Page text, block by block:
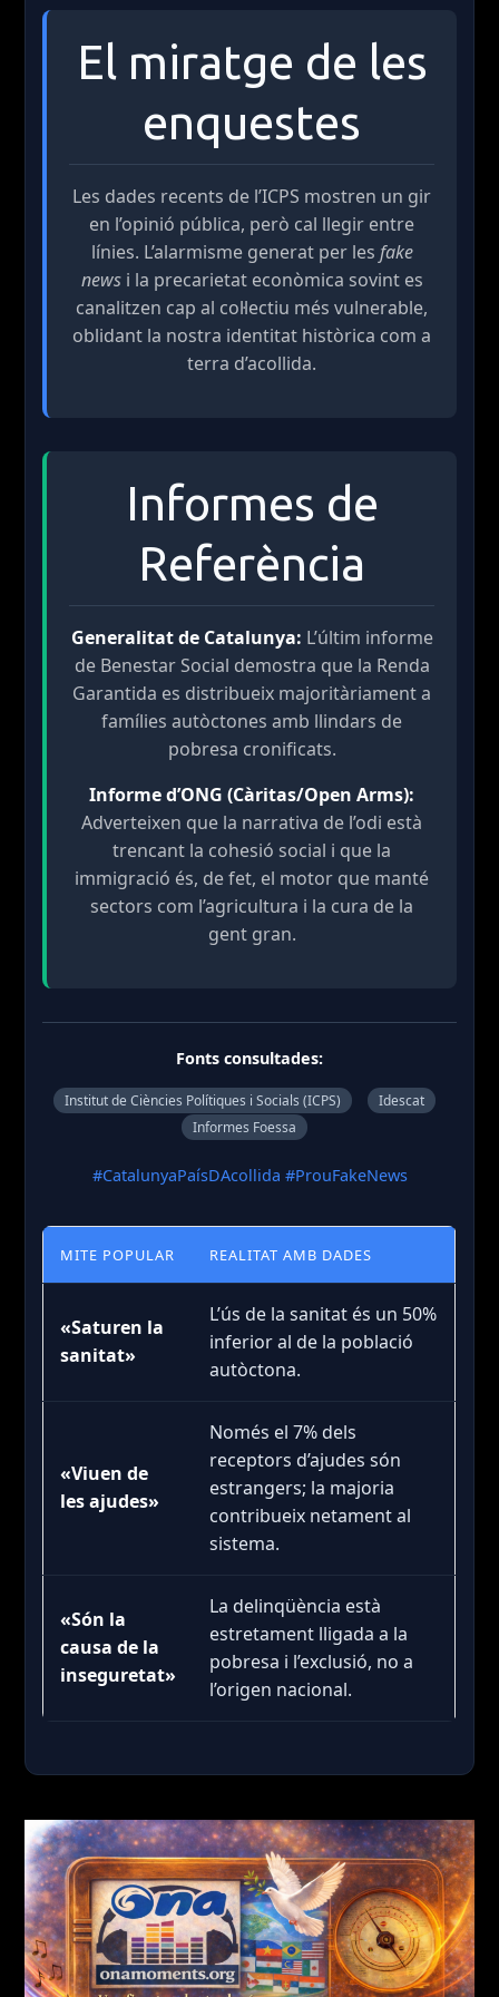
El miratge de les
enquestes
Les dades recents de l’ICPS mostren un gir
en l’opinió pública, però cal llegir entre
línies. L’alarmisme generat per les fake
newsi la precarietat econòmica sovint es
canalitzen cap al col·lectiu més vulnerable,
oblidant la nostra identitat històrica com a
terra d’acollida.
Informes de
Referència
Generalitat de Catalunya: L’últim informe
de Benestar Social demostra que la Renda
Garantida es distribueix majoritàriament a
famílies autòctones amb llindars de
pobresa cronificats.
Informe d’ONG (Càritas/Open Arms):
Adverteixen que la narrativa de l’odi està
trencant la cohesió social i que la
immigració és, de fet, el motor que manté
sectors com l’agricultura i la cura de la
gent gran.
Fonts consultades:
Institut de Ciències Polítiques i Socials (ICPS)
Idescat
Informes Foessa
#CatalunyaPaísDAcollida #ProuFakeNews
MITE POPULAR REALITAT AMB DADES
«Saturen la
sanitat»
L’ús de la sanitat és un 50%
inferior al de la població
autòctona.
«Viuen de
les ajudes»
Només el 7% dels
receptors d’ajudes són
estrangers; la majoria
contribueix netament al
sistema.
«Són la
causa de la
inseguretat»
La delinqüència està
estretament lligada a la
pobresa i l’exclusió, no a
l’origen nacional.